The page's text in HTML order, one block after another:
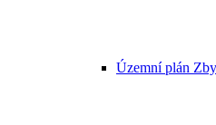
Územní plán